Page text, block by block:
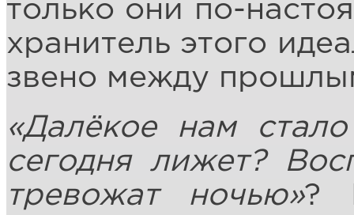
только они по-
хранитель этого
звено между
«Далёкое нам
сегодня лижет?
тревожат ночью»?